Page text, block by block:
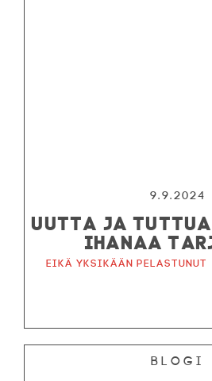
9.9.2024
UUTTA JA
IHANAA
Eikä yksikään pelastunut
Blogi